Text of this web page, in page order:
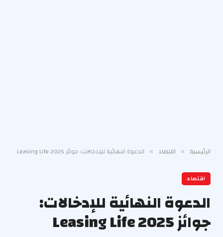
الرئيسية » اقتصاد » الدعوة النهائية للإدخالات: جوائز Leasing Life 2025
اقتصاد
الدعوة النهائية للإدخالات:
جوائز Leasing Life 2025